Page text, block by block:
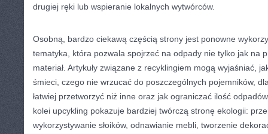
drugiej ręki lub wspieranie lokalnych wytwórców.
Osobną, bardzo ciekawą częścią strony jest ponowne
tematyka, która pozwala spojrzeć na odpady nie tylko jak na
materiał. Artykuły związane z recyklingiem mogą wyjaśniać,
śmieci, czego nie wrzucać do poszczególnych pojemników,
łatwiej przetworzyć niż inne oraz jak ograniczać ilość
kolei upcykling pokazuje bardziej twórczą stronę ekologii:
wykorzystywanie słoików, odnawianie mebli, tworzenie